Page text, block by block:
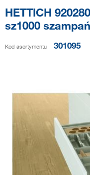
HETTICH
sz1000
Kod asortymentu 301095